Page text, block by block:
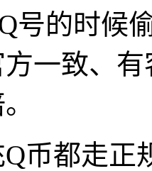
号的时候
一致、
币都走正